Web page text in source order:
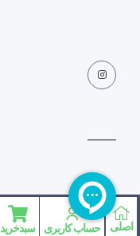
اصلی حساب کاربری سبدخرید